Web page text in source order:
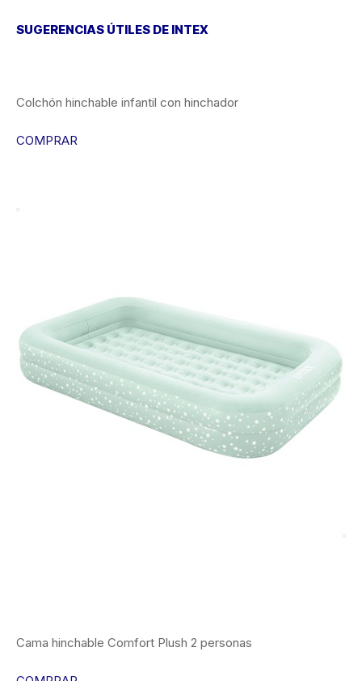
SUGERENCIAS ÚTILES DE INTEX
Colchón hinchable infantil con hinchador
COMPRAR
Cama hinchable Comfort Plush 2 personas